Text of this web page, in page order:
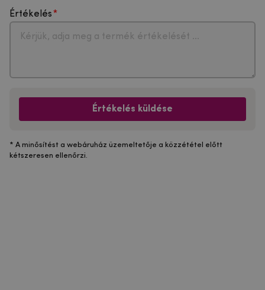
Értékelés
Értékelés küldése
* A minősítést a webáruház üzemeltetője a közzététel előtt
kétszeresen ellenőrzi.